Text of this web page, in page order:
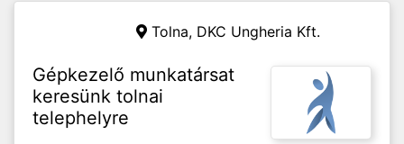
Tolna, DKC Ungheria Kft.
Gépkezelő munkatársat
keresünk tolnai
telephelyre